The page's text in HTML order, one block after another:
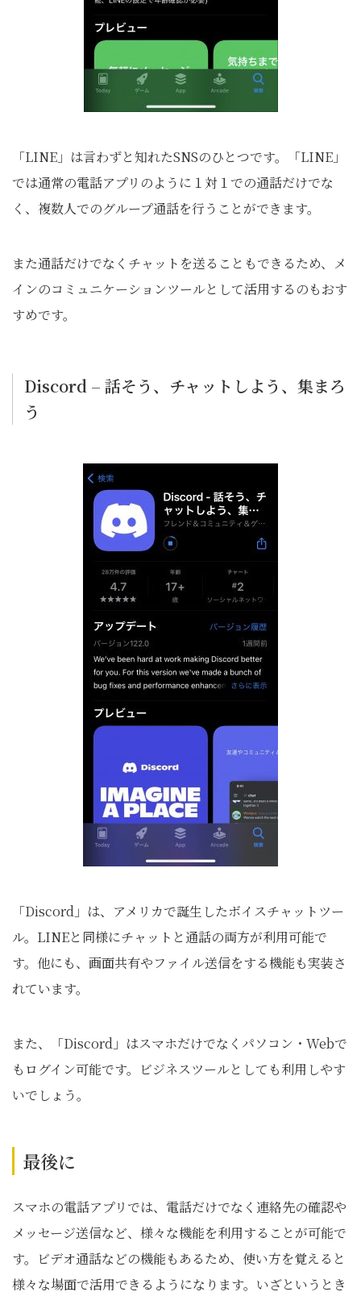
「LINE」は言わずと知れたSNSのひとつです。「LINE」
では通常の電話アプリのように１対１での通話だけでな
く、複数人でのグループ通話を行うことができます。
また通話だけでなくチャットを送ることもできるため、メ
インのコミュニケーションツールとして活用するのもおす
すめです。
Discord – 話そう、チャットしよう、集まろ
う
「Discord」は、アメリカで誕生したボイスチャットツー
ル。LINEと同様にチャットと通話の両方が利用可能で
す。他にも、画面共有やファイル送信をする機能も実装さ
れています。
また、「Discord」はスマホだけでなくパソコン・Webで
もログイン可能です。ビジネスツールとしても利用しやす
いでしょう。
最後に
スマホの電話アプリでは、電話だけでなく連絡先の確認や
メッセージ送信など、様々な機能を利用することが可能で
す。ビデオ通話などの機能もあるため、使い方を覚えると
様々な場面で活用できるようになります。いざというとき